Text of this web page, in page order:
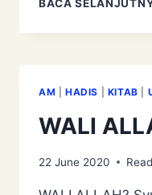
BACA
AM HADIS KITAB
WALI
22 June 2020